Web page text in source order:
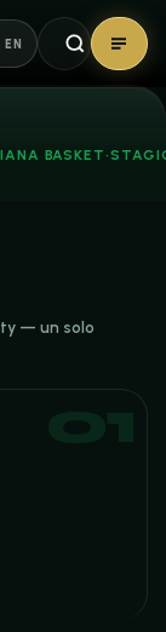
EN
BASKET·
— un solo